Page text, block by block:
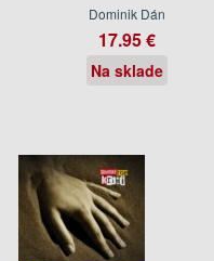
Dominik Dán
17.95 €
Na sklade